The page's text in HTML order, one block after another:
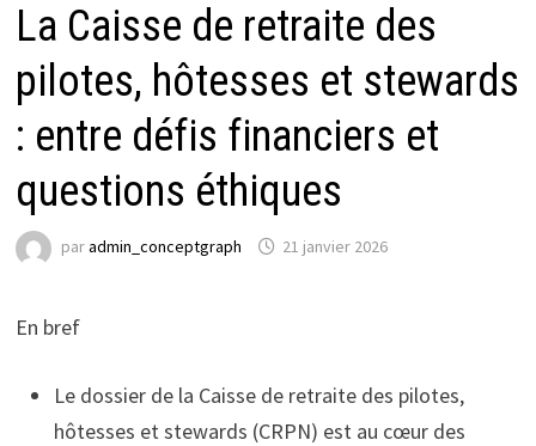
La Caisse de retraite des
pilotes, hôtesses et stewards
: entre défis financiers et
questions éthiques
paradmin_conceptgraph 21 janvier 2026
En bref
Le dossier de la Caisse de retraite des pilotes,
hôtesses et stewards (CRPN) est au cœur des